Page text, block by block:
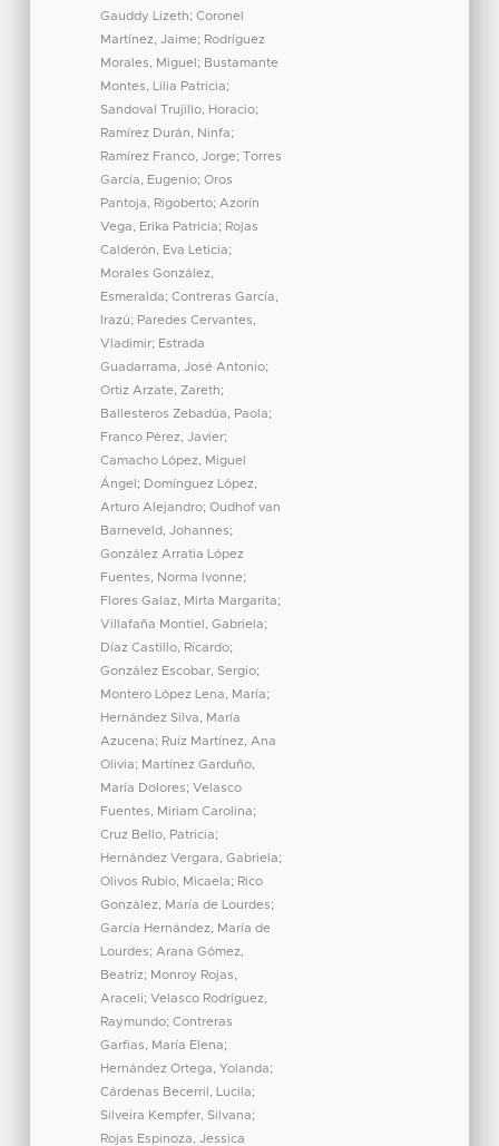
Gauddy Lizeth; Coronel
Martínez, Jaime; Rodríguez
Morales, Miguel ; Bustamante
Montes, Lilia Patricia;
Sandoval Trujillo, Horacio;
Ramírez Durán, Ninfa;
Ramírez Franco, Jorge; Torres
García, Eugenio; Oros
Pantoja, Rigoberto; Azorín
Vega, Erika Patricia; Rojas
Calderón, Eva Leticia;
Morales González,
Esmeralda; Contreras García,
Irazú; Paredes Cervantes,
Vladimir; Estrada
Guadarrama, José Antonio;
Ortiz Arzate, Zareth;
Ballesteros Zebadúa, Paola;
Franco Pérez, Javier;
Camacho López, Miguel
Ángel ; Domínguez López,
Arturo Alejandro; Oudhof van
Barneveld, Johannes;
González Arratia López
Fuentes, Norma Ivonne;
Flores Galaz, Mirta Margarita;
Villafaña Montiel, Gabriela;
Díaz Castillo, Ricardo;
González Escobar, Sergio;
Montero López Lena, María;
Hernández Silva, María
Azucena; Ruíz Martínez, Ana
Olivia; Martínez Garduño,
María Dolores; Velasco
Fuentes, Miriam Carolina;
Cruz Bello, Patricia;
Hernández Vergara, Gabriela;
Olivos Rubio, Micaela; Rico
González, María de Lourdes;
García Hernández, María de
Lourdes; Arana Gómez,
Beatriz; Monroy Rojas,
Araceli; Velasco Rodríguez,
Raymundo; Contreras
Garfias, María Elena;
Hernández Ortega, Yolanda;
Cárdenas Becerril, Lucila;
Silveira Kempfer, Silvana;
Rojas Espinoza, Jessica